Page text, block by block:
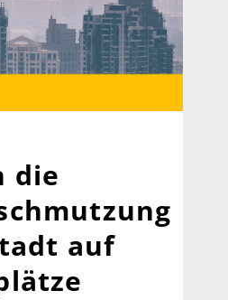
die
auf